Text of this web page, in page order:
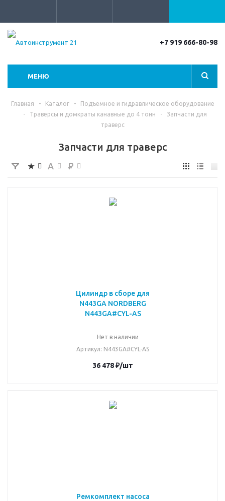
+7 919 666-80-98
МЕНЮ
Главная - Каталог -
Подъемное и гидравлическое оборудование
-
Траверсы и домкраты канавные до 4 тонн -
Запчасти для
траверс
Запчасти для траверс
Цилиндр в сборе для
N443GA NORDBERG
N443GA#CYL-AS
Нет в наличии
Артикул: N443GA#CYL-AS
36 478₽/шт
Ремкомплект насоса